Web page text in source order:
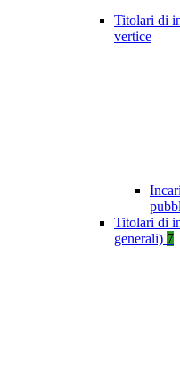
Titolari di
vertice
Titolari di
generali) 7